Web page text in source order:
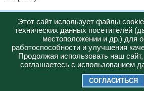
Горячее
Меню О нас Доставка Акции
+7 (347) 287-23-57
Юридическая информация:
Политика конфиденциальности
2026 © "Bazilico Pizza"
Этот сайт использует файлы
технических данных посетителей
местоположении и др.) для
работоспособности и улучшения
Продолжая использовать наш
соглашаетесь с использованием
СОГЛАСИТЬСЯ